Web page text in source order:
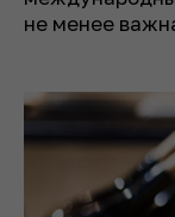
не менее